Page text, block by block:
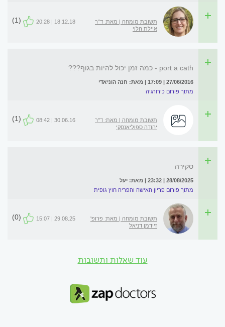
תשובת מומחה | מאת: ד"ר
איילת הלוי
18.12.18 | 20:28
(1)
port a cath - כמה זמן יכול להיות בגוף???
27/06/2016 | 17:09 | מאת: חנה הוניאדי
מתוך פורום כירורגיה
תשובת מומחה | מאת: ד"ר
יהודה ספוליאנסקי
30.06.16 | 08:42
(1)
סקירה
28/08/2025 | 23:32 | מאת: יעל
מתוך פורום פריון האישה והפריה חוץ גופית
תשובת מומחה | מאת: פרופ'
זיידמן דניאל
29.08.25 | 15:07
(0)
עוד שאלות ותשובות